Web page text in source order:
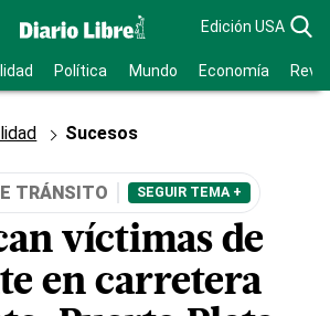
Edición USA
Política Mundo Economía
Sucesos
TRÁNSITO SEGUIR TEMA +
víctimas de
en carretera